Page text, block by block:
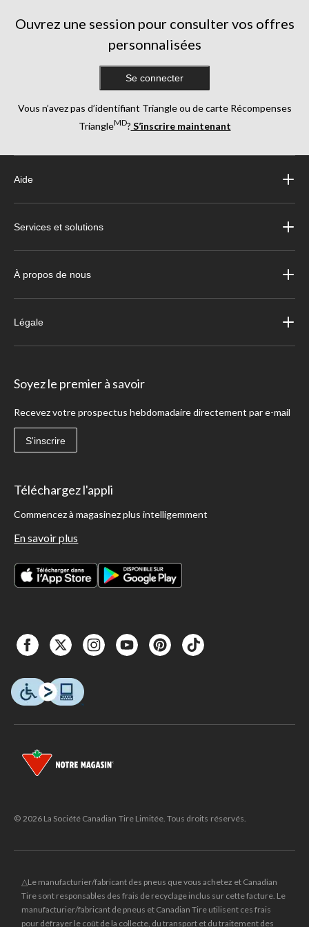
Ouvrez une session pour consulter vos offres
personnalisées
Se connecter
Vous n’avez pas d’identifiant Triangle ou de carte Récompenses
TriangleMD? S’inscrire maintenant
Aide
Services et solutions
À propos de nous
Légale
Soyez le premier à savoir
Recevez votre prospectus hebdomadaire directement par e-mail
S'inscrire
Téléchargez l'appli
Commencez à magasinez plus intelligemment
En savoir plus
© 2026 La Société Canadian Tire Limitée. Tous droits réservés.
△Le manufacturier/fabricant des pneus que vous achetez et Canadian
Tire sont responsables des frais de recyclage inclus sur cette facture. Le
manufacturier/fabricant de pneus et Canadian Tire utilisent ces frais
pour défrayer le coût de la collecte, du transport et du traitement des